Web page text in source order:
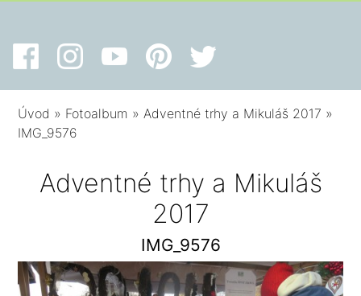
Úvod » Fotoalbum »Adventné trhy a Mikuláš 2017 »
IMG_9576
Adventné trhy a Mikuláš
2017
IMG_9576